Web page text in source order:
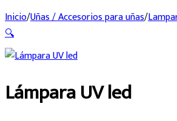
Inicio/Uñas / Accesorios para uñas/
🔍
Lámpara UV led